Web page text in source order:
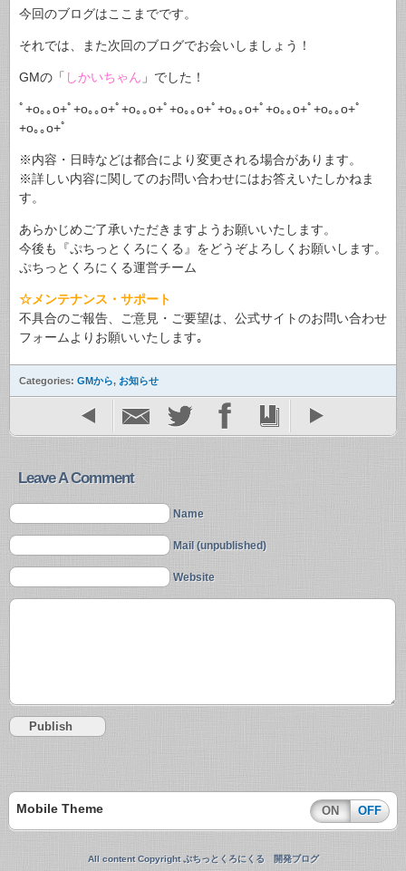
今回のブログはここまでです。
それでは、また次回のブログでお会いしましょう！
GMの「 しかいちゃん 」でした！
ﾟ+o｡｡o+ﾟ+o｡｡o+ﾟ+o｡｡o+ﾟ+o｡｡o+ﾟ+o｡｡o+ﾟ+o｡｡o+ﾟ+o｡｡o+ﾟ
+o｡｡o+ﾟ
※内容・日時などは都合により変更される場合があります。
※詳しい内容に関してのお問い合わせにはお答えいたしかねま
す。
あらかじめご了承いただきますようお願いいたします。
今後も『ぷちっとくろにくる』をどうぞよろしくお願いします。
ぷちっとくろにくる運営チーム
☆メンテナンス・サポート
不具合のご報告、ご意見・ご要望は、公式サイトのお問い合わせ
フォームよりお願いいたします｡
Categories: GMから, お知らせ
Leave A Comment
Name
Mail (unpublished)
Website
Mobile Theme ON OFF
All content Copyright ぷちっとくろにくる 開発ブログ